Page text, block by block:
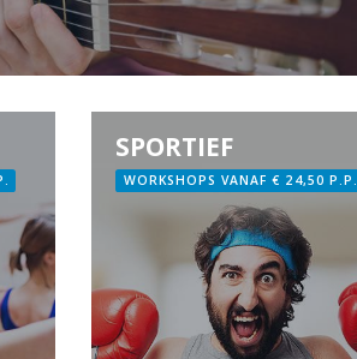
SPORTIEF
WORKSHOPS VANAF € 24,50 P.P.